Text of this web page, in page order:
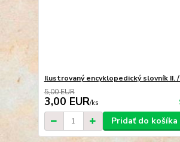
Ilustrovaný encyklopedický slovník II.
5,00 EUR
3,00 EUR/ks
Pridať do košíka